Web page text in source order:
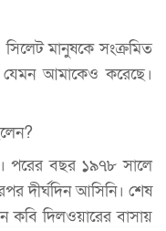
মানুষকে সংক্রমিত
আমাকেও করেছে।
পরের বছর ১৯৭৮ সালে
দীর্ঘদিন আসিনি। শেষ
দিলওয়ারের বাসায়